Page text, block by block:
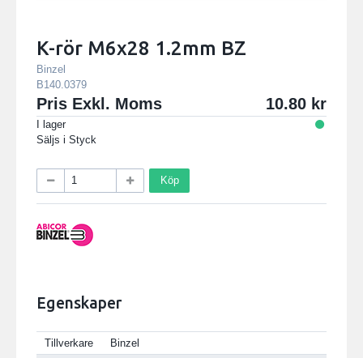
K-rör M6x28 1.2mm BZ
Binzel
B140.0379
Pris Exkl. Moms 10.80
I lager
Säljs i Styck
Köp
Egenskaper
Tillverkare
Binzel